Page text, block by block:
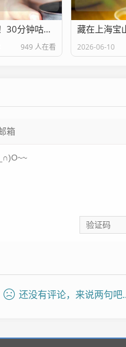
暖冬必备！30分钟咕嘟出酥烂入味啤酒牛肉，汤汁泡饭舔碗底！
949 人在看 2026-06-10
还没有评论，来说两句吧